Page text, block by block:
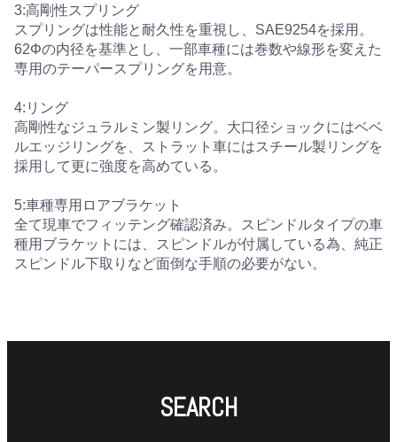
3:高剛性スプリング
スプリングは性能と耐久性を重視し、SAE9254を採用。
62Φの内径を基準とし、一部車種には巻数や線形を変えた
専用のテーパースプリングを用意。
4:リング
高剛性なジュラルミン製リング。大口径ショックにはベベ
ルエッジリングを、ストラット車にはスチール製リングを
採用して更に強度を高めている。
5:車種専用ロアブラケット
全て現車でフィッテング確認済み。スピンドルタイプの車
種用ブラケットには、スピンドルが付属している為、純正
スピンドル下取りなど面倒な手順の必要がない。
SEARCH